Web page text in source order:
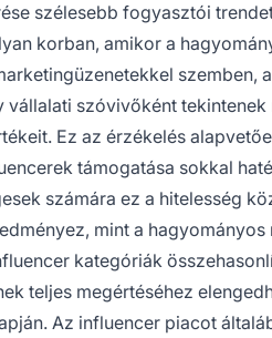
szélesebb fogyasztói
korban, amikor a
vállalati szóvivőként
Ez az érzékelés
támogatása sokkal
számára ez a hitelesség
mint a
kategóriák
teljes megértéséhez
Az influencer piacot